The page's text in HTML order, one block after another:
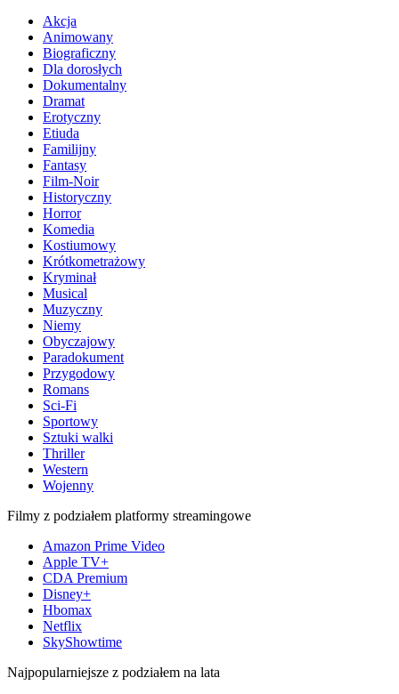
Akcja
Animowany
Biograficzny
Dla dorosłych
Dokumentalny
Dramat
Erotyczny
Etiuda
Familijny
Fantasy
Film-Noir
Historyczny
Horror
Komedia
Kostiumowy
Krótkometrażowy
Kryminał
Musical
Muzyczny
Niemy
Obyczajowy
Paradokument
Przygodowy
Romans
Sci-Fi
Sportowy
Sztuki walki
Thriller
Western
Wojenny
Filmy z podziałem platformy streamingowe
Amazon Prime Video
Apple TV+
CDA Premium
Disney+
Hbomax
Netflix
SkyShowtime
Najpopularniejsze z podziałem na lata